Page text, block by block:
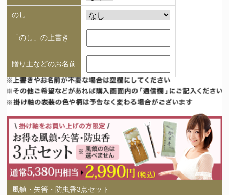
のし
「のし」の上書き
贈り主などのお名前
風鎮・矢筈・防虫香3点セット